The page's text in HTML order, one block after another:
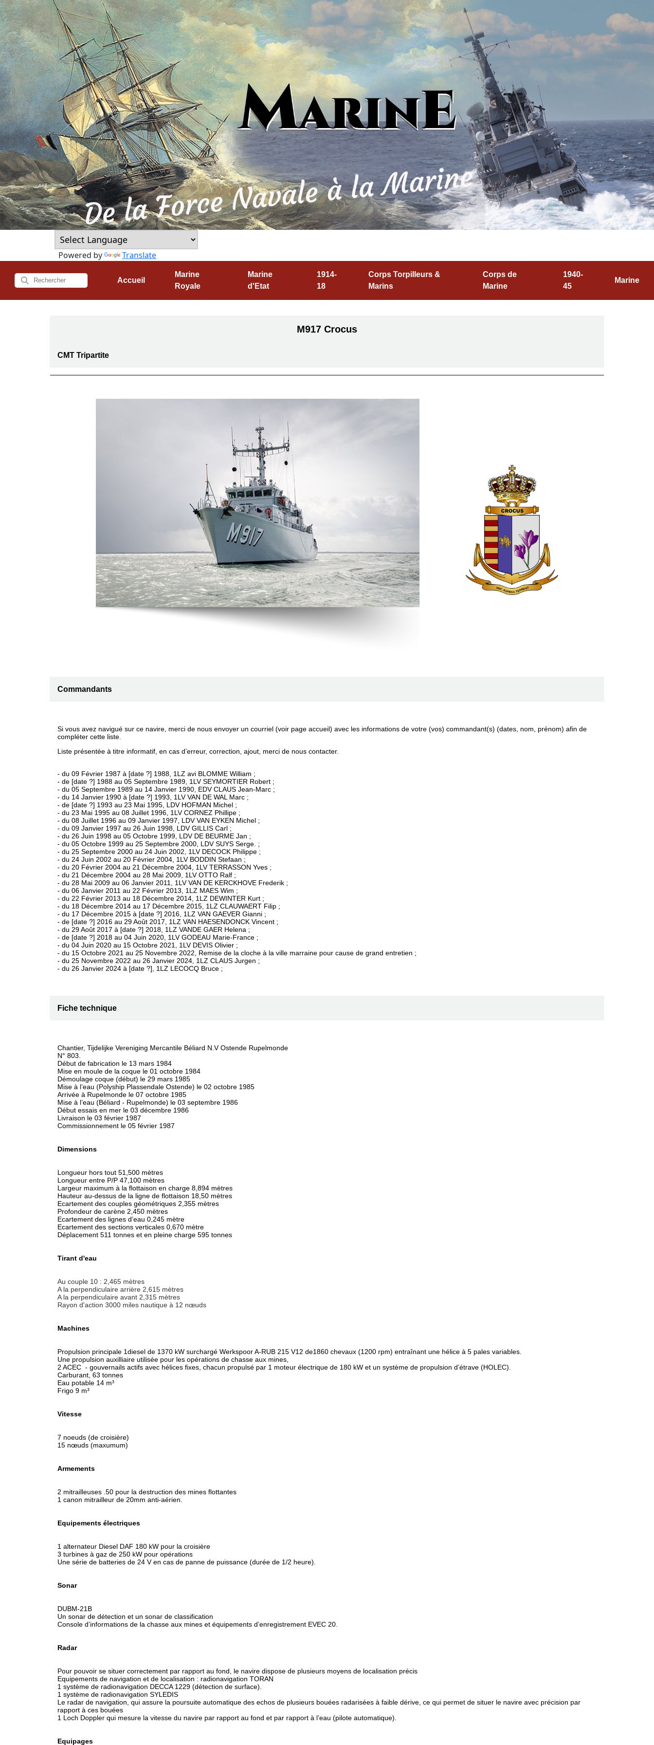
Powered by Translate
Accueil
Marine
Royale
Marine
d'Etat
1914-
18
Corps Torpilleurs &
Marins
Corps de
Marine
1940-
45
Marine
M917 Crocus
CMT Tripartite
Commandants
Si vous avez navigué sur ce navire, merci de nous envoyer un courriel (voir page accueil) avec les informations de votre (vos) commandant(s) (dates, nom, prénom) afin de
compléter cette liste.
Liste présentée à titre informatif, en cas d’erreur, correction, ajout, merci de nous contacter.
- du 09 Février 1987 à [date ?] 1988, 1LZ avi BLOMME William ;
- de [date ?] 1988 au 05 Septembre 1989, 1LV SEYMORTIER Robert ;
- du 05 Septembre 1989 au 14 Janvier 1990, EDV CLAUS Jean-Marc ;
- du 14 Janvier 1990 à [date ?] 1993, 1LV VAN DE WAL Marc ;
- de [date ?] 1993 au 23 Mai 1995, LDV HOFMAN Michel ;
- du 23 Mai 1995 au 08 Juillet 1996, 1LV CORNEZ Phillipe ;
- du 08 Juillet 1996 au 09 Janvier 1997, LDV VAN EYKEN Michel ;
- du 09 Janvier 1997 au 26 Juin 1998, LDV GILLIS Carl ;
- du 26 Juin 1998 au 05 Octobre 1999, LDV DE BEURME Jan ;
- du 05 Octobre 1999 au 25 Septembre 2000, LDV SUYS Serge. ;
- du 25 Septembre 2000 au 24 Juin 2002, 1LV DECOCK Philippe ;
- du 24 Juin 2002 au 20 Février 2004, 1LV BODDIN Stefaan ;
- du 20 Février 2004 au 21 Décembre 2004, 1LV TERRASSON Yves ;
- du 21 Décembre 2004 au 28 Mai 2009, 1LV OTTO Ralf ;
- du 28 Mai 2009 au 06 Janvier 2011, 1LV VAN DE KERCKHOVE Frederik ;
- du 06 Janvier 2011 au 22 Février 2013, 1LZ MAES Wim ;
- du 22 Février 2013 au 18 Décembre 2014, 1LZ DEWINTER Kurt ;
- du 18 Décembre 2014 au 17 Décembre 2015, 1LZ CLAUWAERT Filip ;
- du 17 Décembre 2015 à [date ?] 2016, 1LZ VAN GAEVER Gianni ;
- de [date ?] 2016 au 29 Août 2017, 1LZ VAN HAESENDONCK Vincent ;
- du 29 Août 2017 à [date ?] 2018, 1LZ VANDE GAER Helena ;
- de [date ?] 2018 au 04 Juin 2020, 1LV GODEAU Marie-France ;
- du 04 Juin 2020 au 15 Octobre 2021, 1LV DEVIS Olivier ;
- du 15 Octobre 2021 au 25 Novembre 2022, Remise de la cloche à la ville marraine pour cause de grand entretien ;
- du 25 Novembre 2022 au 26 Janvier 2024, 1LZ CLAUS Jurgen ;
- du 26 Janvier 2024 à [date ?], 1LZ LECOCQ Bruce ;
Fiche technique
Chantier, Tijdelijke Vereniging Mercantile Béliard N.V Ostende Rupelmonde
N° 803.
Début de fabrication le 13 mars 1984
Mise en moule de la coque le 01 octobre 1984
Démoulage coque (début) le 29 mars 1985
Mise à l’eau (Polyship Plassendale Ostende) le 02 octobre 1985
Arrivée à Rupelmonde le 07 octobre 1985
Mise à l’eau (Béliard - Rupelmonde) le 03 septembre 1986
Début essais en mer le 03 décembre 1986
Livraison le 03 février 1987
Commissionnement le 05 février 1987
Dimensions
Longueur hors tout 51,500 mètres
Longueur entre P/P 47,100 mètres
Largeur maximum à la flottaison en charge 8,894 mètres
Hauteur au-dessus de la ligne de flottaison 18,50 mètres
Ecartement des couples géométriques 2,355 mètres
Profondeur de carène 2,450 mètres
Ecartement des lignes d’eau 0,245 mètre
Ecartement des sections verticales 0,670 mètre
Déplacement 511 tonnes et en pleine charge 595 tonnes
Tirant d'eau
Au couple 10 : 2,465 mètres
A la perpendiculaire arrière 2,615 mètres
A la perpendiculaire avant 2,315 mètres
Rayon d'action 3000 miles nautique à 12 nœuds
Machines
Propulsion principale 1diesel de 1370 kW surchargé Werkspoor A-RUB 215 V12 de1860 chevaux (1200 rpm) entraînant une hélice à 5 pales variables.
Une propulsion auxilliaire utilisée pour les opérations de chasse aux mines,
2 ACEC - gouvernails actifs avec hélices fixes, chacun propulsé par 1 moteur électrique de 180 kW et un système de propulsion d’étrave (HOLEC).
Carburant, 63 tonnes
Eau potable 14 m³
Frigo 9 m³
Vitesse
7 noeuds (de croisière)
15 nœuds (maxumum)
Armements
2 mitrailleuses .50 pour la destruction des mines flottantes
1 canon mitrailleur de 20mm anti-aérien.
Equipements électriques
1 alternateur Diesel DAF 180 kW pour la croisière
3 turbines à gaz de 250 kW pour opérations
Une série de batteries de 24 V en cas de panne de puissance (durée de 1/2 heure).
Sonar
DUBM-21B
Un sonar de détection et un sonar de classification
Console d’informations de la chasse aux mines et équipements d’enregistrement EVEC 20.
Radar
Pour pouvoir se situer correctement par rapport au fond, le navire dispose de plusieurs moyens de localisation précis
Equipements de navigation et de localisation : radionavigation TORAN
1 système de radionavigation DECCA 1229 (détection de surface).
1 système de radionavigation SYLEDIS
Le radar de navigation, qui assure la poursuite automatique des echos de plusieurs bouées radarisées à faible dérive, ce qui permet de situer le navire avec précision par
rapport à ces bouées
1 Loch Doppler qui mesure la vitesse du navire par rapport au fond et par rapport à l’eau (pilote automatique).
Equipages